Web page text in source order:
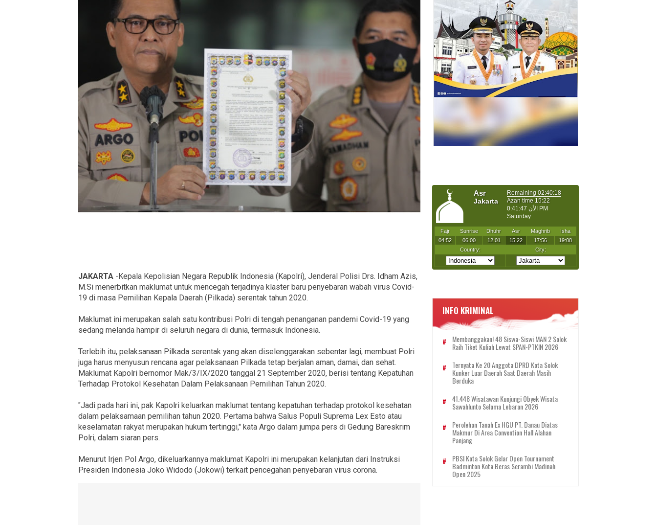
JAKARTA -Kepala Kepolisian Negara Republik Indonesia (Kapolri), Jenderal Polisi Drs. Idham Azis,
M.Si menerbitkan maklumat untuk mencegah terjadinya klaster baru penyebaran wabah virus Covid-
19 di masa Pemilihan Kepala Daerah (Pilkada) serentak tahun 2020.
Maklumat ini merupakan salah satu kontribusi Polri di tengah penanganan pandemi Covid-19 yang
sedang melanda hampir di seluruh negara di dunia, termasuk Indonesia.
Terlebih itu, pelaksanaan Pilkada serentak yang akan diselenggarakan sebentar lagi, membuat Polri
juga harus menyusun rencana agar pelaksanaan Pilkada tetap berjalan aman, damai, dan sehat.
Maklumat Kapolri bernomor Mak/3/IX/2020 tanggal 21 September 2020, berisi tentang Kepatuhan
Terhadap Protokol Kesehatan Dalam Pelaksanaan Pemilihan Tahun 2020.
"Jadi pada hari ini, pak Kapolri keluarkan maklumat tentang kepatuhan terhadap protokol kesehatan
dalam pelaksamaan pemilihan tahun 2020. Pertama bahwa Salus Populi Suprema Lex Esto atau
keselamatan rakyat merupakan hukum tertinggi," kata Argo dalam jumpa pers di Gedung Bareskrim
Polri, dalam siaran pers.
Menurut Irjen Pol Argo, dikeluarkannya maklumat Kapolri ini merupakan kelanjutan dari Instruksi
Presiden Indonesia Joko Widodo (Jokowi) terkait pencegahan penyebaran virus corona.
INFO KRIMINAL
Membanggakan! 48 Siswa-Siswi MAN 2 Solok
Raih Tiket Kuliah Lewat SPAN-PTKIN 2026
Ternyata Ke 20 Anggota DPRD Kota Solok
Kunker Luar Daerah Saat Daerah Masih
Berduka
41.448 Wisatawan Kunjungi Obyek Wisata
Sawahlunto Selama Lebaran 2026
Perolehan Tanah Ex HGU PT. Danau Diatas
Makmur Di Area Convention Hall Alahan
Panjang
PBSI Kota Solok Gelar Open Tournament
Badminton Kota Beras Serambi Madinah
Open 2025